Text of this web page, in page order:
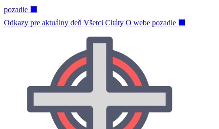
pozadie ⬛
Odkazy pre aktuálny deň Všetci Citáty O webe pozadie ⬛